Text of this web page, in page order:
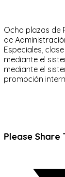
Ocho plazas de
de
Especiales,
mediante el
mediante el
promoción
Please Share